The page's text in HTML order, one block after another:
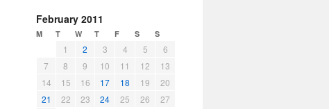
February 2011
M T W T F S S
1 2 3 4 5
6
7
8 9 10 11 12
13
14
15 16 17 18 19
20
21
22 23 24 25 26
27